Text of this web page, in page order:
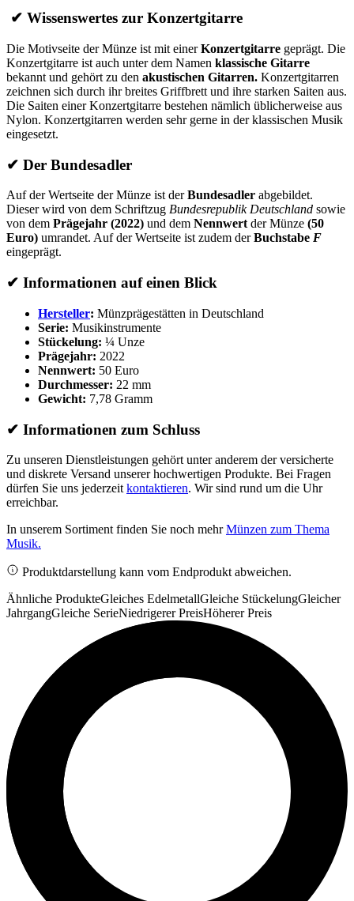
✔ Wissenswertes zur Konzertgitarre
Die Motivseite der Münze ist mit einerKonzertgitarre geprägt. Die
Konzertgitarre ist auch unter dem Namen klassische Gitarre
bekannt und gehört zu den akustischen Gitarren. Konzertgitarren
zeichnen sich durch ihr breites Griffbrett und ihre starken Saiten aus.
Die Saiten einer Konzertgitarre bestehen nämlich üblicherweise aus
Nylon. Konzertgitarren werden sehr gerne in der klassischen Musik
eingesetzt.
✔ Der Bundesadler
Auf der Wertseite der Münze ist derBundesadler abgebildet.
Dieser wird von dem Schriftzug Bundesrepublik Deutschland sowie
von dem Prägejahr (2022) und dem Nennwert der Münze (50
Euro) umrandet. Auf der Wertseite ist zudem derBuchstabe F
eingeprägt.
✔ Informationen auf einen Blick
Hersteller: Münzprägestätten in Deutschland
Serie: Musikinstrumente
Stückelung: ¼ Unze
Prägejahr: 2022
Nennwert: 50 Euro
Durchmesser: 22 mm
Gewicht: 7,78 Gramm
✔ Informationen zum Schluss
Zu unseren Dienstleistungen gehört unter anderem der versicherte
und diskrete Versand unserer hochwertigen Produkte. Bei Fragen
dürfen Sie uns jederzeit kontaktieren. Wir sind rund um die Uhr
erreichbar.
In unserem Sortiment finden Sie noch mehrMünzen zum Thema
Musik.
Produktdarstellung kann vom Endprodukt abweichen.
Ähnliche ProdukteGleiches EdelmetallGleiche StückelungGleicher
JahrgangGleiche SerieNiedrigerer PreisHöherer Preis